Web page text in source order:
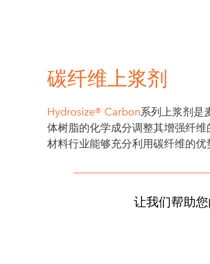
碳纤维上浆剂
Hydrosize® Carbon系列上浆剂是
体树脂的化学成分调整其增强纤
材料行业能够充分利用碳纤维的优
让我们帮助您